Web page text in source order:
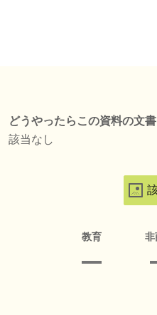
どうやったらこの資料の文
該当なし
教育 非